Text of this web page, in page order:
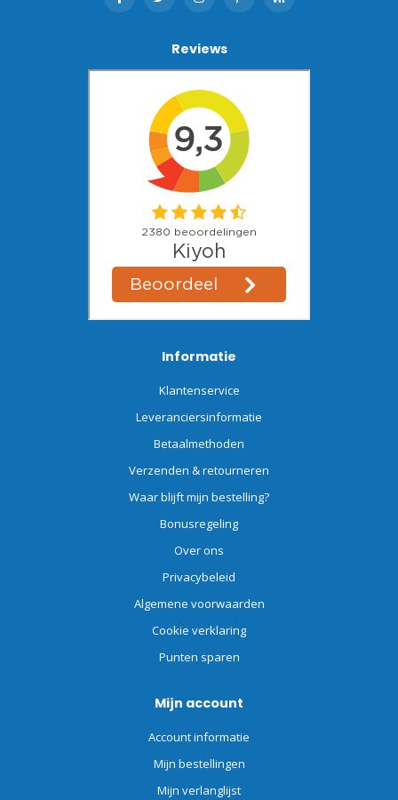
Reviews
Informatie
Klantenservice
Leveranciersinformatie
Betaalmethoden
Verzenden & retourneren
Waar blijft mijn bestelling?
Bonusregeling
Over ons
Privacybeleid
Algemene voorwaarden
Cookie verklaring
Punten sparen
Mijn account
Account informatie
Mijn bestellingen
Mijn verlanglijst